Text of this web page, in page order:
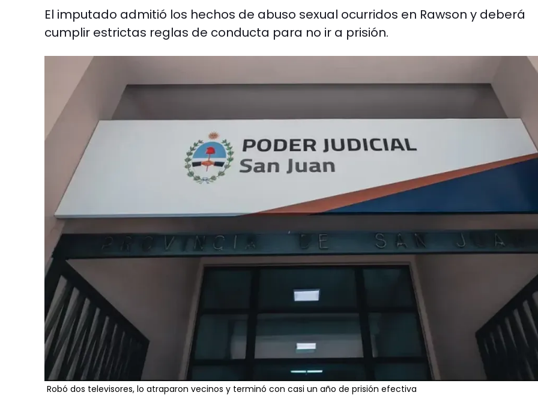
El imputado admitió los hechos de abuso sexual ocurridos en Rawson y deberá
cumplir estrictas reglas de conducta para no ir a prisión.
Robó dos televisores, lo atraparon vecinos y terminó con casi un año de prisión efectiva